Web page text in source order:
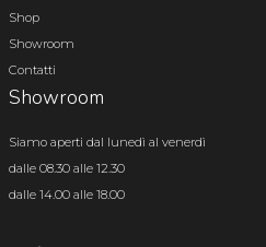
Shop
Showroom
Contatti
Showroom
Siamo aperti dal lunedì al venerdì
dalle 08.30 alle 12.30
dalle 14.00 alle 18.00